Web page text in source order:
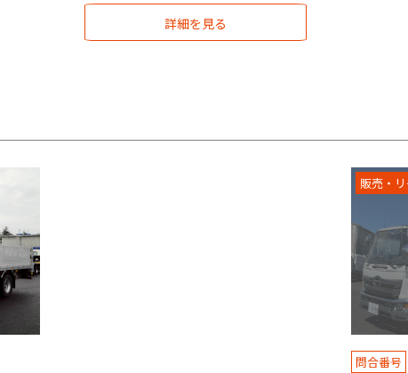
詳細を見る
販売・
問合番号